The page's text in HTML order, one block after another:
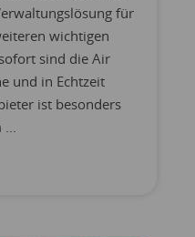
für
wichtigen
sind die Air
und in Echtzeit
ist besonders
...